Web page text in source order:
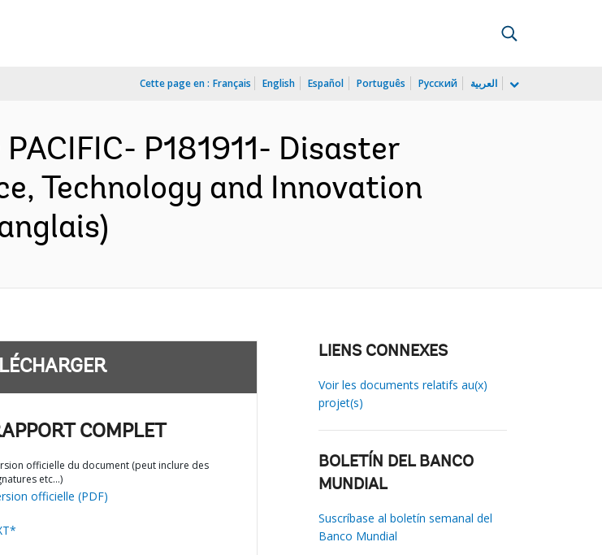
Cette page en : Français English Español Português Русский العربية
P181911- Disaster
Technology and Innovation
COMPLET
officielle du document (peut inclure des
etc…)
officielle (PDF)
LIENS CONNEXES
Voir les documents relatifs au(x)
projet(s)
BOLETÍN DEL BANCO
MUNDIAL
Suscríbase al boletín semanal del
Banco Mundial